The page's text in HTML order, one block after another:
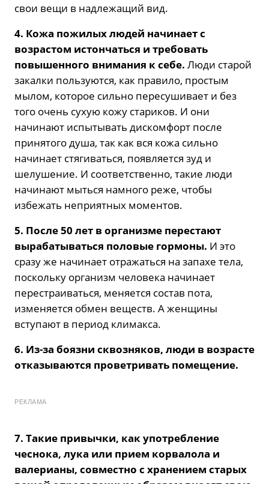
свои вещи в надлежащий вид.
4. Кожа пожилых людей начинает с
возрастом истончаться и требовать
повышенного внимания к себе. Люди старой
закалки пользуются, как правило, простым
мылом, которое сильно пересушивает и без
того очень сухую кожу стариков. И они
начинают испытывать дискомфорт после
принятого душа, так как вся кожа сильно
начинает стягиваться, появляется зуд и
шелушение. И соответственно, такие люди
начинают мыться намного реже, чтобы
избежать неприятных моментов.
5. После 50 лет в организме перестают
вырабатываться половые гормоны. И это
сразу же начинает отражаться на запахе тела,
поскольку организм человека начинает
перестраиваться, меняется состав пота,
изменяется обмен веществ. А женщины
вступают в период климакса.
6. Из-за боязни сквозняков, люди в возрасте
отказываются проветривать помещение.
РЕКЛАМА
7. Такие привычки, как употребление
чеснока, лука или прием корвалола и
валерианы, совместно с хранением старых